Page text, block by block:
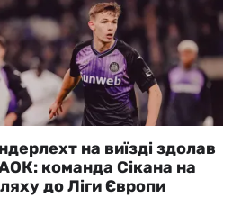
на виїзді здолав
команда Сікана на
до Ліги Європи